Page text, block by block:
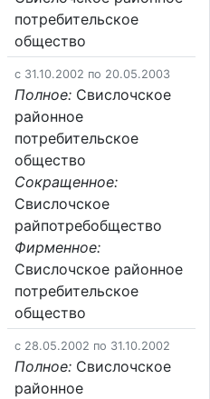
потребительское
общество
c 31.10.2002 по 20.05.2003
Полное: Свислочское
районное
потребительское
общество
Сокращенное:
Свислочское
райпотребобщество
Фирменное:
Свислочское районное
потребительское
общество
c 28.05.2002 по 31.10.2002
Полное: Свислочское
районное